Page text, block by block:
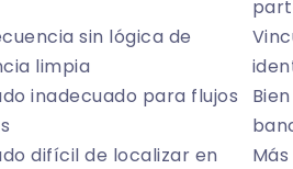
sin lógica de
limpia
inadecuado para flujos
difícil de localizar en